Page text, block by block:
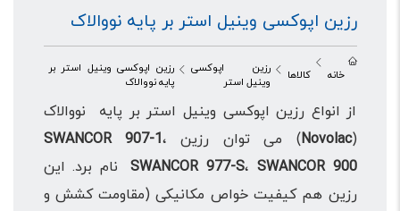
رزین اپوکسی وینیل استر بر پایه نووالاک
خانه کالاها
رزین اپوکسی
وینیل استر
رزین اپوکسی وینیل استر بر
پایه نووالاک
از انواع رزین اپوکسی وینیل استر بر پایه نووالاک
(
Novolac) می توان رزین SWANCOR 907-1،
SWANCOR 977-S، SWANCOR 900
نام برد. این
رزین هم کیفیت خواص مکانیکی (مقاومت کشش و